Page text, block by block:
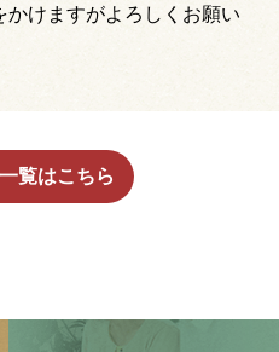
けますがよろしくお願い
覧はこちら